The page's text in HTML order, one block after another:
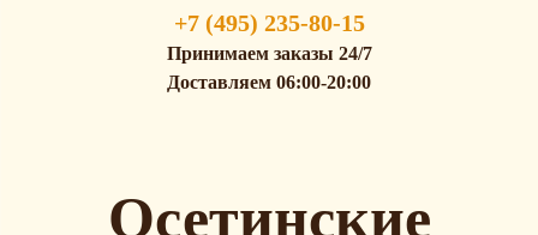
+7 (495) 235-80-15
Принимаем заказы 24/7
Доставляем 06:00-20:00
Осетинские